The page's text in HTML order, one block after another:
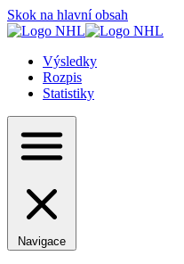
Skok na hlavní obsah
Výsledky
Rozpis
Statistiky
Navigace